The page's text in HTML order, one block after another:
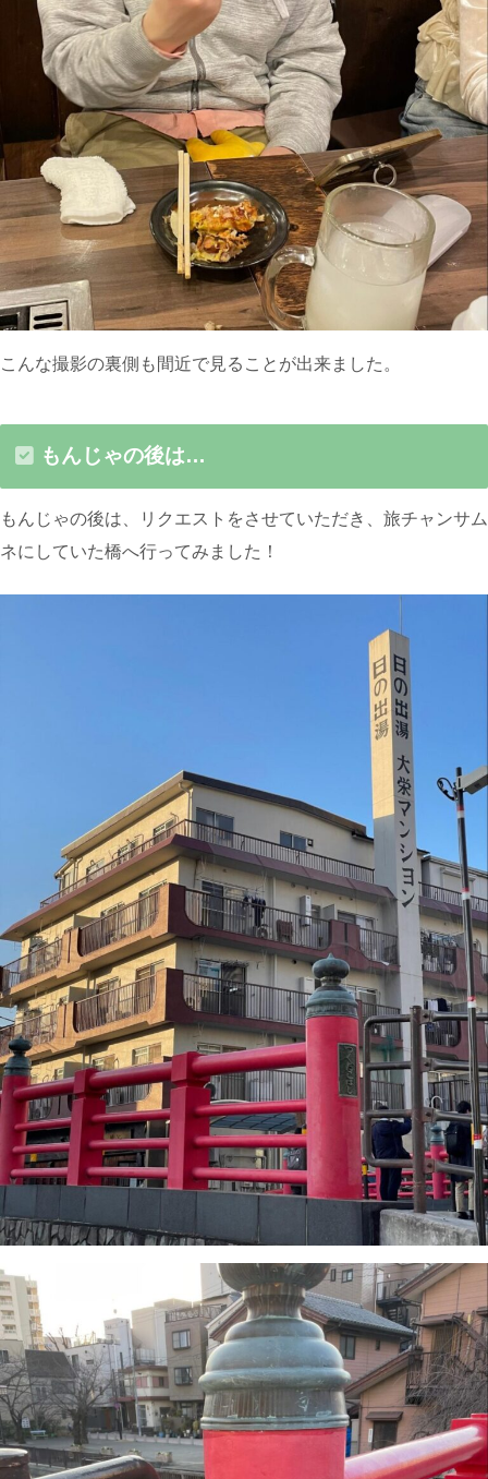
こんな撮影の裏側も間近で見ることが出来ました。
もんじゃの後は…
もんじゃの後は、リクエストをさせていただき、旅チャンサム
ネにしていた橋へ行ってみました！